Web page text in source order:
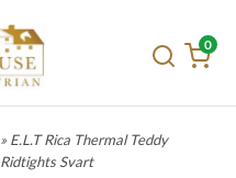
0
» E.L.T Rica Thermal Teddy
Ridtights Svart